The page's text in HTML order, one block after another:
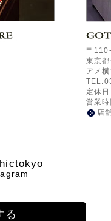
〒
東京
アメ
定休
営業
店
る